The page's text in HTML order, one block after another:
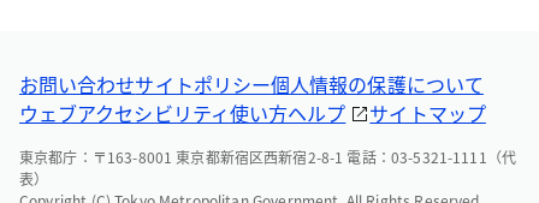
お問い合わせサイトポリシー個人情報の保護について
ウェブアクセシビリティ使い方ヘルプ サイトマップ
東京都庁：〒163-8001 東京都新宿区西新宿2-8-1 電話：03-5321-1111（代
表）